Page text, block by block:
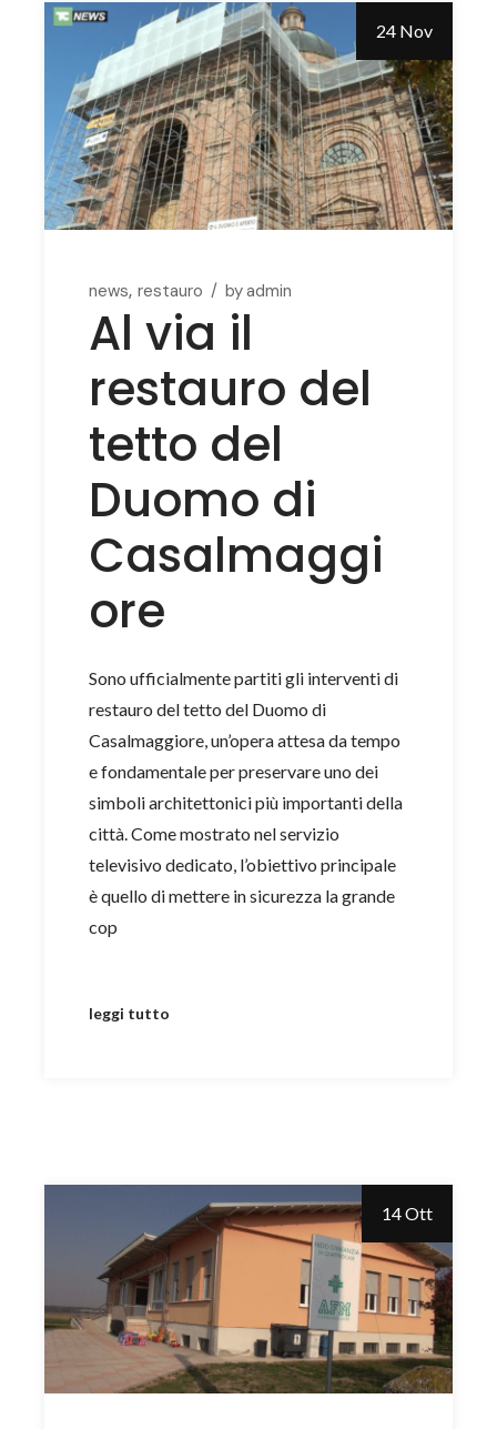
24 Nov
news restauro byadmin
Al via il
restauro del
tetto del
Duomo di
Casalmaggi
ore
Sono ufficialmente partiti gli interventi di
restauro del tetto del Duomo di
Casalmaggiore, un’opera attesa da tempo
e fondamentale per preservare uno dei
simboli architettonici più importanti della
città. Come mostrato nel servizio
televisivo dedicato, l’obiettivo principale
è quello di mettere in sicurezza la grande
cop
leggi tutto
14 Ott